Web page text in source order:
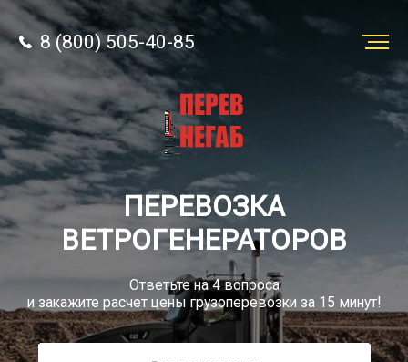
8 (800) 505-40-85
Заказать
перевозку
8 (800) 505-40-85
ПЕРЕВОЗКА
ВЕТРОГЕНЕРАТОРОВ
Ответьте на 4 вопроса
и закажите расчет цены грузоперевозки за 15 минут!